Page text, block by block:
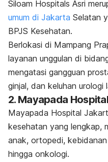
Siloam Hospitals Asri
umum di Jakarta Selatan
BPJS Kesehatan.
Berlokasi di Mampang
layanan unggulan di
mengatasi gangguan
ginjal, dan keluhan urologi
2. Mayapada
Mayapada Hospital
kesehatan yang lengkap,
anak, ortopedi,
hingga onkologi.